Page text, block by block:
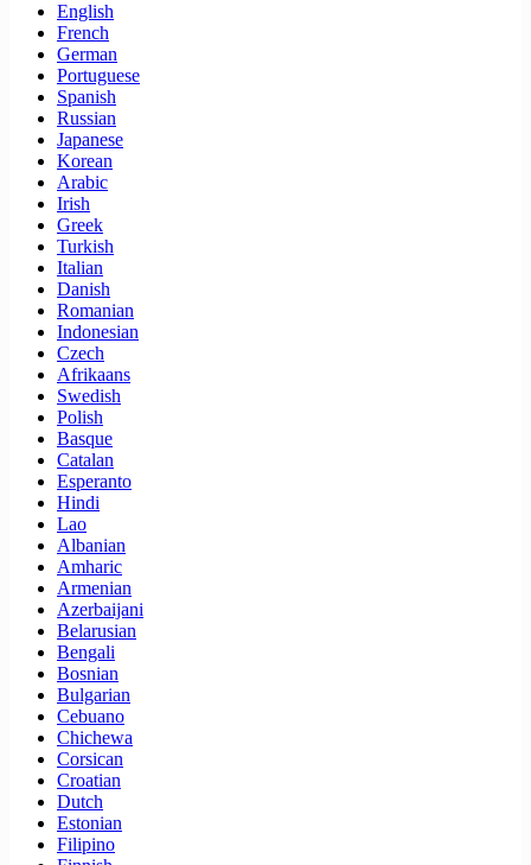
English
French
German
Portuguese
Spanish
Russian
Japanese
Korean
Arabic
Irish
Greek
Turkish
Italian
Danish
Romanian
Indonesian
Czech
Afrikaans
Swedish
Polish
Basque
Catalan
Esperanto
Hindi
Lao
Albanian
Amharic
Armenian
Azerbaijani
Belarusian
Bengali
Bosnian
Bulgarian
Cebuano
Chichewa
Corsican
Croatian
Dutch
Estonian
Filipino